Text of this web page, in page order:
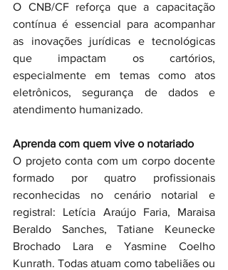
O CNB/CF reforça que a capacitação
contínua é essencial para acompanhar
as inovações jurídicas e tecnológicas
que impactam os cartórios,
especialmente em temas como atos
eletrônicos, segurança de dados e
atendimento humanizado.
Aprenda com quem vive o notariado
O projeto conta com um corpo docente
formado por quatro profissionais
reconhecidas no cenário notarial e
registral: Letícia Araújo Faria, Maraisa
Beraldo Sanches, Tatiane Keunecke
Brochado Lara e Yasmine Coelho
Kunrath. Todas atuam como tabeliães ou